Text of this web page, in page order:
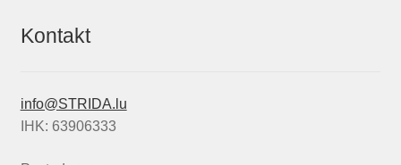
Kontakt
info@STRIDA.lu
IHK: 63906333